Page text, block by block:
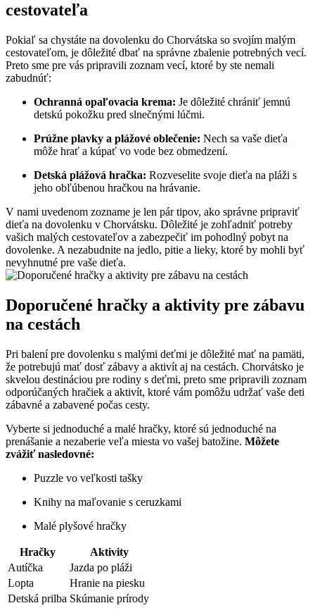
cestovateľa
Pokiaľ sa chystáte na dovolenku do Chorvátska so svojím malým
cestovateľom, je dôležité dbať na správne zbalenie potrebných vecí.
Preto sme pre vás pripravili zoznam vecí, ktoré by ste nemali
zabudnúť:
Ochranná opaľovacia krema: Je dôležité chrániť jemnú
detskú pokožku pred slnečnými lúčmi.
Prúžne plavky a plážové oblečenie: Nech sa vaše dieťa
môže hrať a kúpať vo vode bez obmedzení.
Detská plážová hračka: Rozveselite svoje dieťa na pláži s
jeho obľúbenou hračkou na hrávanie.
V nami uvedenom zozname je len pár tipov, ako správne pripraviť
dieťa na dovolenku v Chorvátsku. Dôležité je zohľadniť potreby
vašich malých cestovateľov a zabezpečiť im pohodlný pobyt na
dovolenke. A nezabudnite na jedlo, pitie a lieky, ktoré by mohli byť
nevyhnutné pre vaše dieťa.
Doporučené hračky a aktivity pre zábavu
na cestách
Pri balení pre dovolenku s malými deťmi je dôležité mať na pamäti,
že potrebujú mať dosť zábavy a aktivít aj na cestách. Chorvátsko je
skvelou destináciou pre rodiny s deťmi, preto sme pripravili zoznam
odporúčaných hračiek a aktivít, ktoré vám pomôžu udržať vaše deti
zábavné a zabavené počas cesty.
Vyberte si jednoduché a malé hračky, ktoré sú jednoduché na
prenášanie a nezaberie veľa miesta vo vašej batožine. Môžete
zvážiť nasledovné:
Puzzle vo veľkosti tašky
Knihy na maľovanie s ceruzkami
Malé plyšové hračky
Hračky
Aktivity
Autíčka
Jazda po pláži
Lopta
Hranie na piesku
Detská prilba Skúmanie prírody